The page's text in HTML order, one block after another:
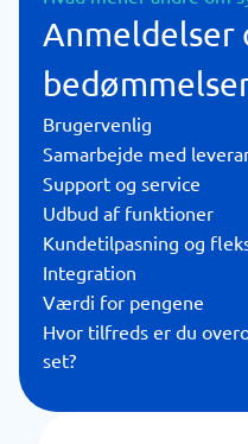
Anmeldelser
Brugervenlig
Samarbejde med
Support og service
Udbud af funktioner
Kundetilpasning og
Integration
Værdi for pengene
Hvor tilfreds er du
set?